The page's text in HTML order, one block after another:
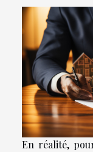
En réalité,